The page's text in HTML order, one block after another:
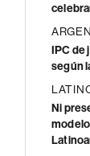
IPC de
según
Ni